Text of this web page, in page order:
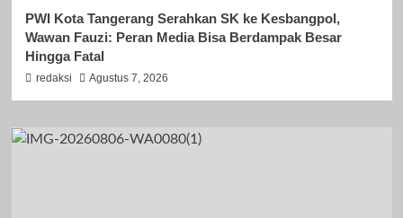
PWI Kota Tangerang Serahkan SK ke Kesbangpol,
Wawan Fauzi: Peran Media Bisa Berdampak Besar
Hingga Fatal
redaksi Agustus 7, 2026